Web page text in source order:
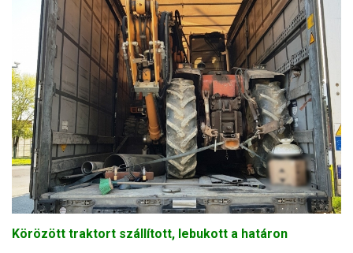
Körözött traktort szállított, lebukott a határon